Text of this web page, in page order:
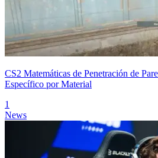
CS2 Matemáticas de Penetración de
Específico por Material
1
News